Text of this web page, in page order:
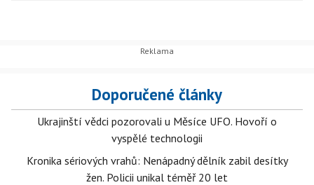
Doporučené články
Ukrajinští vědci pozorovali u Měsíce UFO. Hovoří o
vyspělé technologii
Kronika sériových vrahů: Nenápadný dělník zabil desítky
žen. Policii unikal téměř 20 let